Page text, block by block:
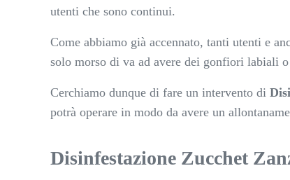
utenti che sono continui.
Come abbiamo già accennato, tanti utenti e
solo morso di va ad avere dei gonfiori labiali
Cerchiamo dunque di fare un intervento di
potrà operare in modo da avere un
Disinfestazione Zucchet